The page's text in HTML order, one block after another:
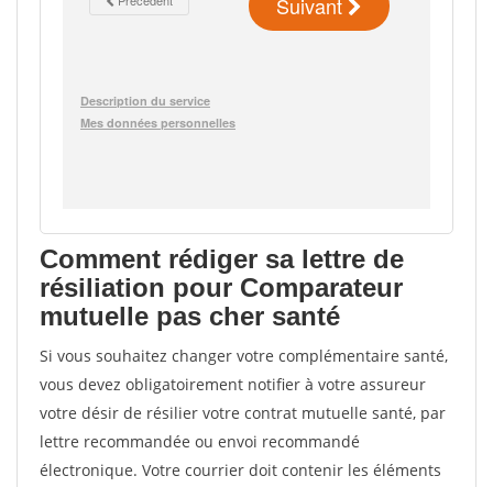
Comment rédiger sa lettre de
résiliation pour Comparateur
mutuelle pas cher santé
Si vous souhaitez changer votre complémentaire santé,
vous devez obligatoirement notifier à votre assureur
votre désir de résilier votre contrat mutuelle santé, par
lettre recommandée ou envoi recommandé
électronique. Votre courrier doit contenir les éléments